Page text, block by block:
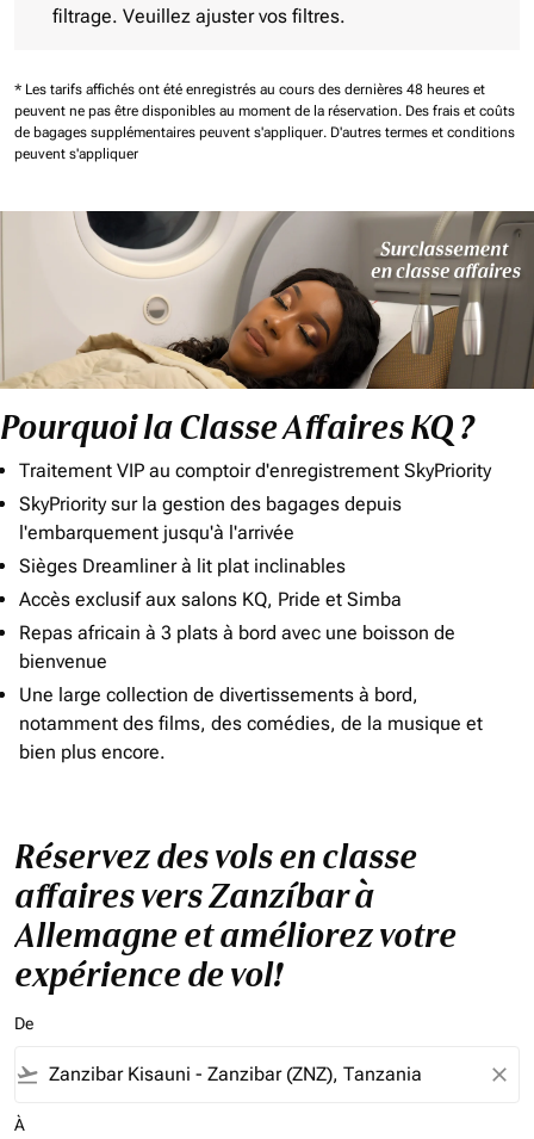
filtrage. Veuillez ajuster vos filtres.
* Les tarifs affichés ont été enregistrés au cours des dernières 48 heures et
peuvent ne pas être disponibles au moment de la réservation. Des frais et coûts
de bagages supplémentaires peuvent s'appliquer. D'autres termes et conditions
peuvent s'appliquer
Pourquoi la Classe Affaires KQ ?
Traitement VIP au comptoir d'enregistrement SkyPriority
SkyPriority sur la gestion des bagages depuis
l'embarquement jusqu'à l'arrivée
Sièges Dreamliner à lit plat inclinables
Accès exclusif aux salons KQ, Pride et Simba
Repas africain à 3 plats à bord avec une boisson de
bienvenue
Une large collection de divertissements à bord,
notamment des films, des comédies, de la musique et
bien plus encore.
Réservez des vols en classe
affaires vers Zanzíbar à
Allemagne et améliorez votre
expérience de vol!
De
flight_takeoff close
À